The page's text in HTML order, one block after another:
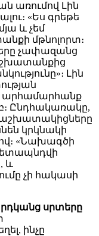
առումով Լին
«Ես գրեթե
և չեմ
մթնոլորտ։
չափազանց
Լին
արհամարհանք
Ընդհակառակը,
աշխատակիցները
կրկնակի
«Նախագծի
և
չի հակասի
սրտերը
ինչը